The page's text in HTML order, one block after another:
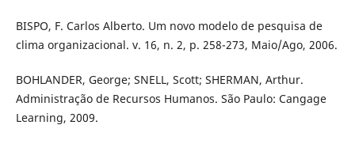
BISPO, F. Carlos Alberto. Um novo modelo de pesquisa de
clima organizacional. v. 16, n. 2, p. 258-273, Maio/Ago, 2006.
BOHLANDER, George; SNELL, Scott; SHERMAN, Arthur.
Administração de Recursos Humanos. São Paulo: Cangage
Learning, 2009.